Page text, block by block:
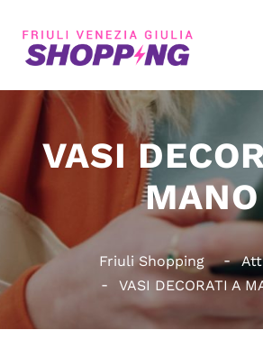
VASI
MANO
Friuli Shopping
VASI DECORATI A